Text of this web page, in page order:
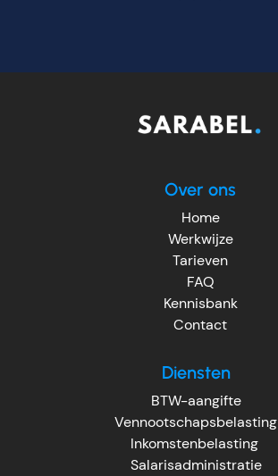
Over ons
Home
Werkwijze
Tarieven
FAQ
Kennisbank
Contact
Diensten
BTW-aangifte
Vennootschapsbelasting
Inkomstenbelasting
Salarisadministratie